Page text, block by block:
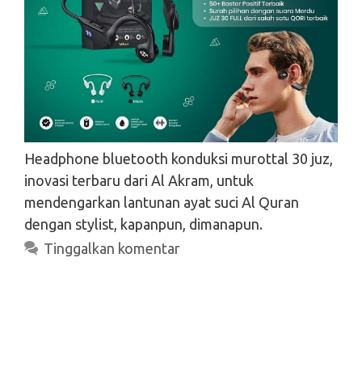
Headphone bluetooth konduksi murottal 30 juz,
inovasi terbaru dari Al Akram, untuk
mendengarkan lantunan ayat suci Al Quran
dengan stylist, kapanpun, dimanapun.
Tinggalkan komentar